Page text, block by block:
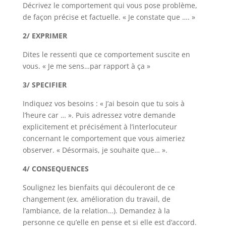
Décrivez le comportement qui vous pose problème,
de façon précise et factuelle. « Je constate que …. »
2/ EXPRIMER
Dites le ressenti que ce comportement suscite en
vous. « Je me sens…par rapport à ça »
3/ SPECIFIER
Indiquez vos besoins : « J’ai besoin que tu sois à
l’heure car … ». Puis adressez votre demande
explicitement et précisément à l’interlocuteur
concernant le comportement que vous aimeriez
observer. « Désormais, je souhaite que… ».
4/ CONSEQUENCES
Soulignez les bienfaits qui découleront de ce
changement (ex. amélioration du travail, de
l’ambiance, de la relation…). Demandez à la
personne ce qu’elle en pense et si elle est d’accord.